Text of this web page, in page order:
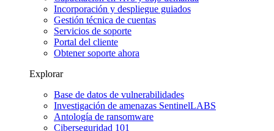
Incorporación y despliegue guiados
Gestión técnica de cuentas
Servicios de soporte
Portal del cliente
Obtener soporte ahora
Explorar
Base de datos de vulnerabilidades
Investigación de amenazas SentinelLABS
Antología de ransomware
Ciberseguridad 101